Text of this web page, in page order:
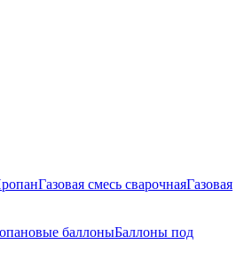
Газовая смесь сварочнаяГазовая
баллоныБаллоны под